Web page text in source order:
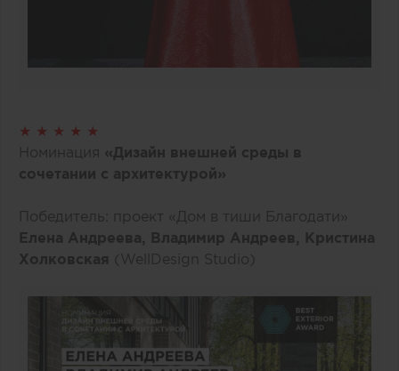
★ ★ ★ ★ ★
Номинация «Дизайн внешней среды в
сочетании с архитектурой»
Победитель: проект «Дом в тиши Благодати»
Елена Андреева, Владимир Андреев, Кристина
Холковская (WellDesign Studio)